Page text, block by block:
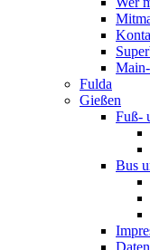
Fulda
Gießen
Fuß-
Bus